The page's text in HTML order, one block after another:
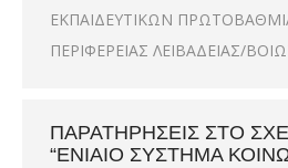
ΕΚΠΑΙΔΕΥΤΙΚΩΝ
ΠΕΡΙΦΕΡΕΙΑΣ ΛΕΙΒΑΔΕΙΑΣ/
ΠΑΡΑΤΗΡΗΣΕΙΣ ΣΤΟ
“ΕΝΙΑΙΟ ΣΥΣΤΗΜΑ